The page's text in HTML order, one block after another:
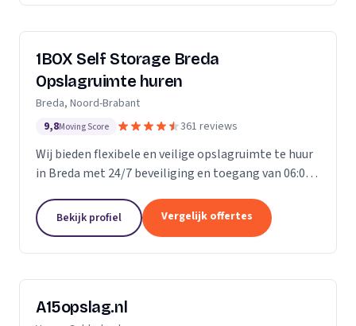
1BOX Self Storage Breda
Opslagruimte huren
Breda, Noord-Brabant
9,8Moving Score 361 reviews
Wij bieden flexibele en veilige opslagruimte te huur
in Breda met 24/7 beveiliging en toegang van 06:00
Bekijk profiel Vergelijk offertes
A15opslag.nl